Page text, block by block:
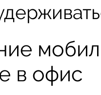
в офис